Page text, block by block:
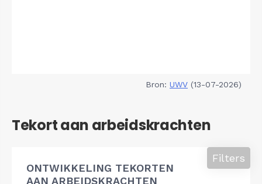
Bron: UWV (13-07-2026)
Tekort aan arbeidskrachten
ONTWIKKELING TEKORTEN
AAN ARBEIDSKRACHTEN
Filters